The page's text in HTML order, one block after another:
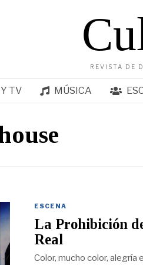
REVISTA DE
TV MÚSICA
ESCENA
La Prohibición
Real
Color, mucho color, alegría